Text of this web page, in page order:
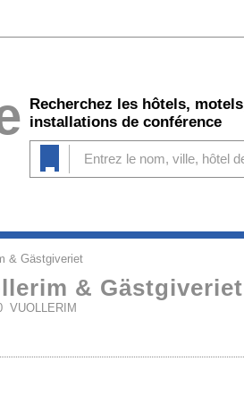
Recherchez les hôtels,
installations de conférence
& Gästgiveriet
& Gästgiveriet
VUOLLERIM